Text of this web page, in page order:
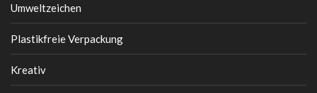
Umweltzeichen
Plastikfreie Verpackung
Kreativ